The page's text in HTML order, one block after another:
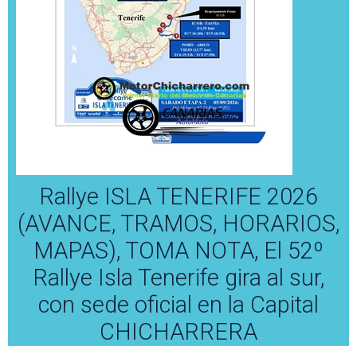
Rallye ISLA TENERIFE 2026
(AVANCE, TRAMOS, HORARIOS,
MAPAS), TOMA NOTA, El 52º
Rallye Isla Tenerife gira al sur,
con sede oficial en la Capital
CHICHARRERA